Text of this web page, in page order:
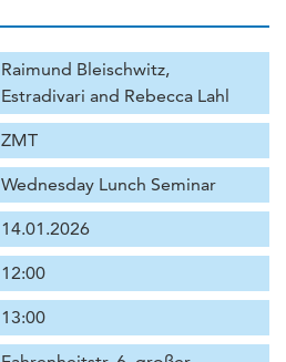
Raimund Bleischwitz,
Estradivari and Rebecca Lahl
ZMT
Wednesday Lunch Seminar
14.01.2026
12:00
13:00